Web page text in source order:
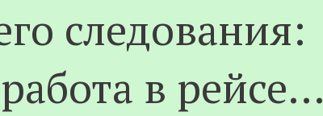
следования:
в рейсе…